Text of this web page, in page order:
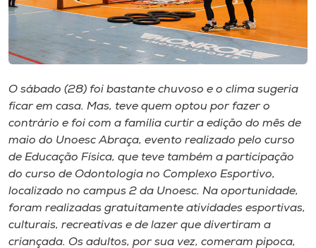
Museu
Unoesc
Store
Selecione
O sábado (28) foi bastante chuvoso e o clima sugeria
ficar em casa. Mas, teve quem optou por fazer o
contrário e foi com a família curtir a edição do mês de
maio do Unoesc Abraça, evento realizado pelo curso
de Educação Física, que teve também a participação
do curso de Odontologia no Complexo Esportivo,
localizado no campus 2 da Unoesc. Na oportunidade,
foram realizadas gratuitamente atividades esportivas,
culturais, recreativas e de lazer que divertiram a
criançada. Os adultos, por sua vez, comeram pipoca,